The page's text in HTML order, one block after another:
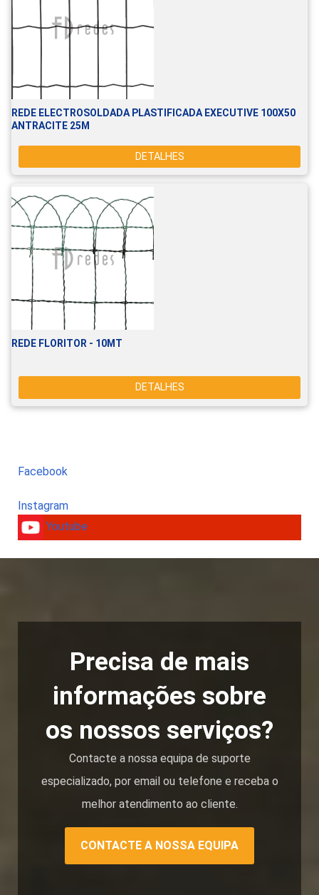
REDE ELECTROSOLDADA PLASTIFICADA EXECUTIVE 100X50
ANTRACITE 25M
DETALHES
REDE FLORITOR - 10MT
DETALHES
Facebook
Instagram
Youtube
Precisa de mais
informações sobre
os nossos serviços?
Contacte a nossa equipa de suporte
especializado, por email ou telefone e receba o
melhor atendimento ao cliente.
CONTACTE A NOSSA EQUIPA